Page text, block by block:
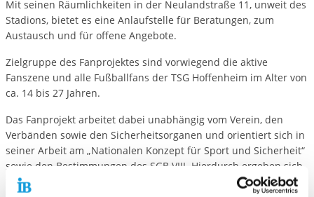
Mit seinen Räumlichkeiten in der Neulandstraße 11, unweit des
Stadions, bietet es eine Anlaufstelle für Beratungen, zum
Austausch und für offene Angebote.
Zielgruppe des Fanprojektes sind vorwiegend die aktive
Fanszene und alle Fußballfans der TSG Hoffenheim im Alter von
ca. 14 bis 27 Jahren.
Das Fanprojekt arbeitet dabei unabhängig vom Verein, den
Verbänden sowie den Sicherheitsorganen und orientiert sich in
seiner Arbeit am „Nationalen Konzept für Sport und Sicherheit“
sowie den Bestimmungen des SGB VIII. Hierdurch ergeben sich
folgende Grundprinzipien für die Soziale Arbeit mit Fußballfans: